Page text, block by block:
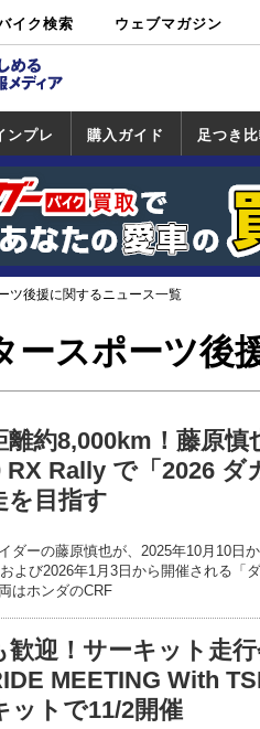
イク検索
古バイ
・新車検
タログ検
ョップ検
ウェブマガジン
ンプレ
ンプレ
キ
ー
アンフ
ティ
購入ガイド
一覧
足つき
ツ後援に関するニュース一覧
ースポーツ後
離約8,000km！藤原慎
RX Rally で「2026 ダ
を目指す
ダーの藤原慎也が、2025年10月10日
よび2026年1月3日から開催される「
はホンダのCRF
歓迎！サーキット走
MEETING With
ットで11/2開催